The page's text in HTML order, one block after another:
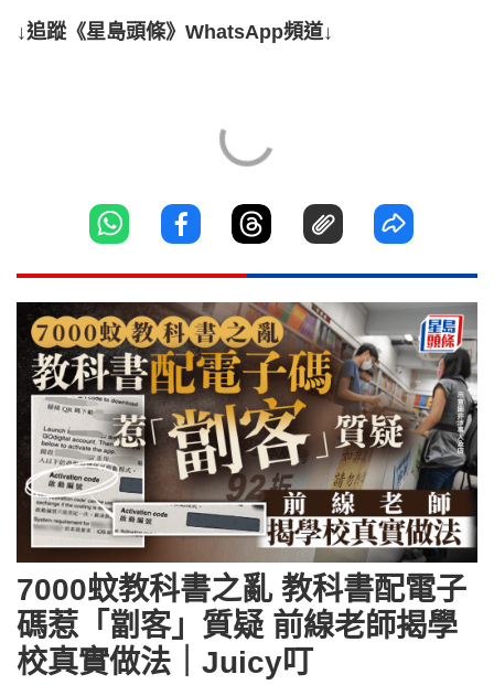
↓追蹤《星島頭條》WhatsApp頻道↓
7000蚊教科書之亂 教科書配電子
碼惹「劏客」質疑 前線老師揭學
校真實做法｜Juicy叮